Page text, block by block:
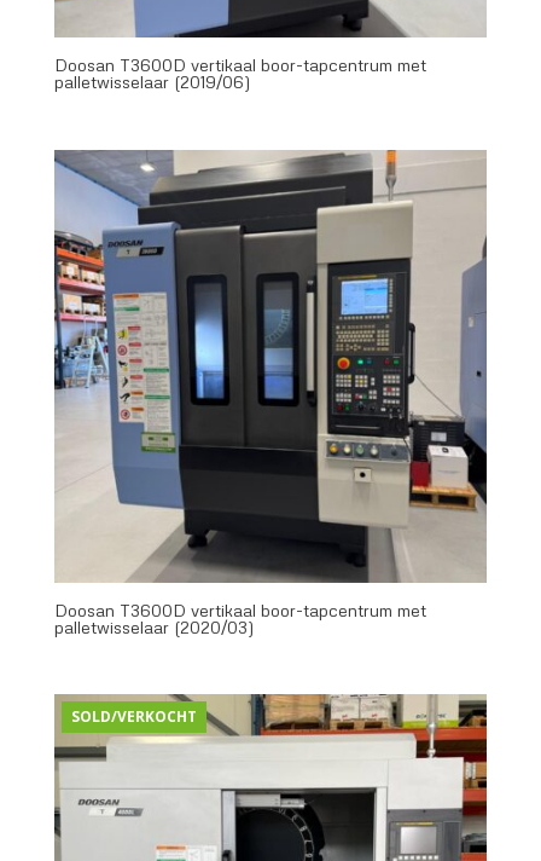
Doosan T3600D vertikaal boor-tapcentrum met
palletwisselaar (2019/06)
Doosan T3600D vertikaal boor-tapcentrum met
palletwisselaar (2020/03)
SOLD/VERKOCHT